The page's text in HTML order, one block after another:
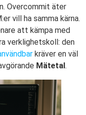
Overcommit äter
vill ha samma kärna.
att kämpa med
verklighetskoll: den
kräver en väl
Mätetal.